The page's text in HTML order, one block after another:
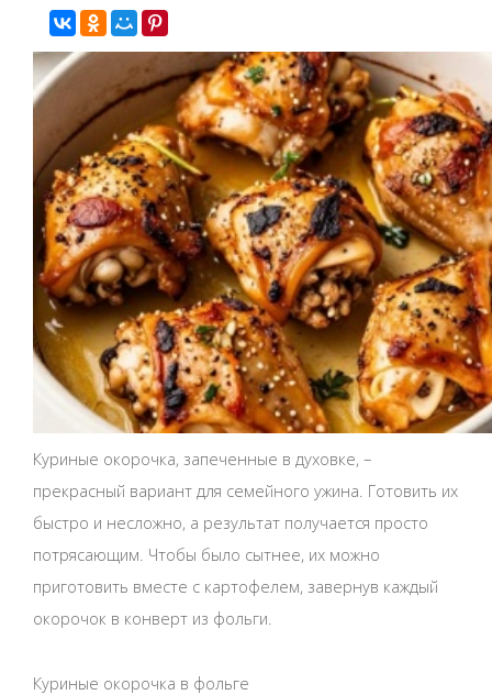
Куриные окорочка, запеченные в духовке, –
прекрасный вариант для семейного ужина. Готовить их
быстро и несложно, а результат получается просто
потрясающим. Чтобы было сытнее, их можно
приготовить вместе с картофелем, завернув каждый
окорочок в конверт из фольги.
Куриные окорочка в фольге